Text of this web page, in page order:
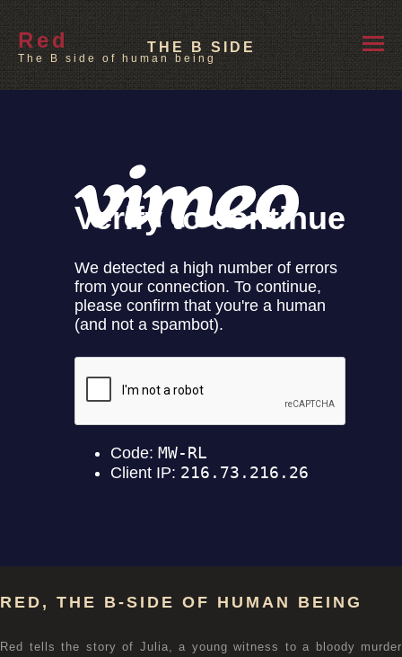
THE B SIDE
Red
The B side of human being
RED, THE B-SIDE OF HUMAN BEING
Red tells the story of Julia, a young witness to a bloody murder